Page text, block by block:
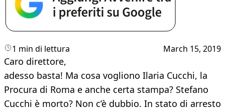
1 min di lettura March 15, 2019
Caro direttore,
adesso basta! Ma cosa vogliono Ilaria Cucchi, la
Procura di Roma e anche certa stampa? Stefano
Cucchi è morto? Non c’è dubbio. In stato di arresto